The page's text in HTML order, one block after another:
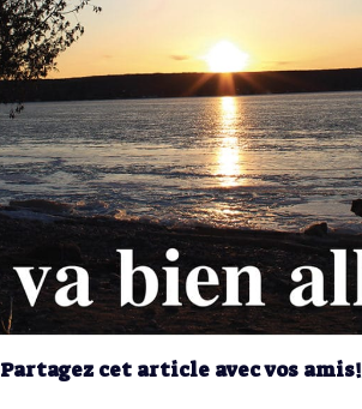
Partagez cet article avec vos amis!